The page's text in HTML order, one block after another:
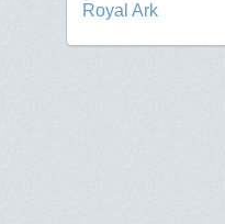
Royal Ark